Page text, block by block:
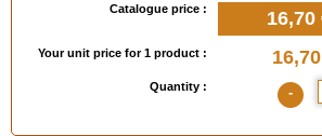
Catalogue price : 16,70
Your unit price for 1 product : 16,70
Quantity : -